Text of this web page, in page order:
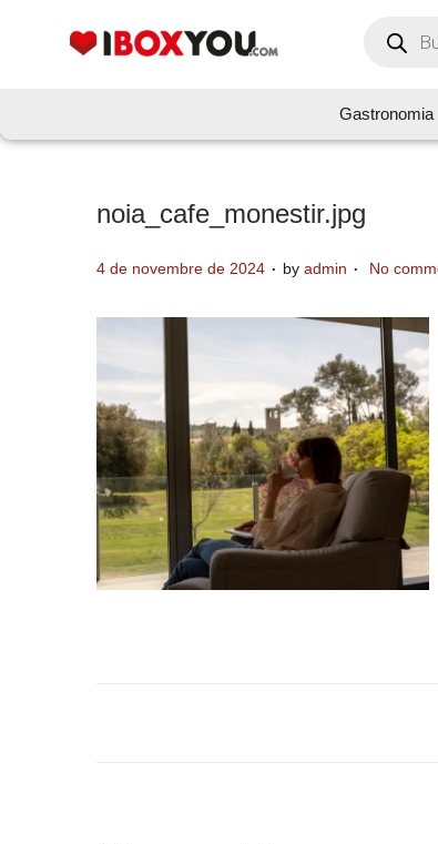
Gastronomia
noia_cafe_monestir.jpg
P
d
o
n
4 de novembre de 2024 . by admin . No